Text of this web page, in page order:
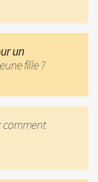
un
fille ?
comment